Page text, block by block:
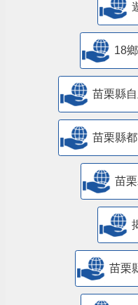
18
苗栗縣
苗栗縣
苗
苗栗